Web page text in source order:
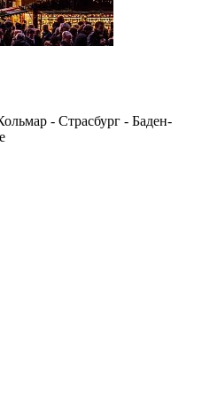
- Страсбург - Баден-